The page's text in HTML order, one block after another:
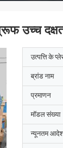
उच्च
उत्पत्ति के
ब्रांड नाम
प्रमाणन
मॉडल संख्या
न्यूनतम आदेश